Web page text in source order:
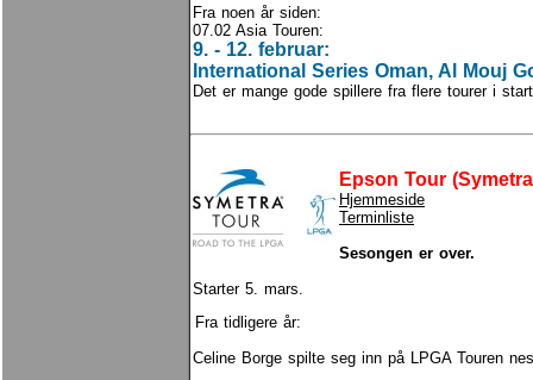
Fra noen år siden:
07.02 Asia Touren:
9. - 12. februar:
International Series Oman, Al Mouj
Det er mange gode spillere fra flere tourer i
Epson Tour
Hjemmeside
Terminliste
Sesongen er over.
Starter 5. mars.
Fra tidligere år:
Celine Borge spilte seg inn på LPGA Touren